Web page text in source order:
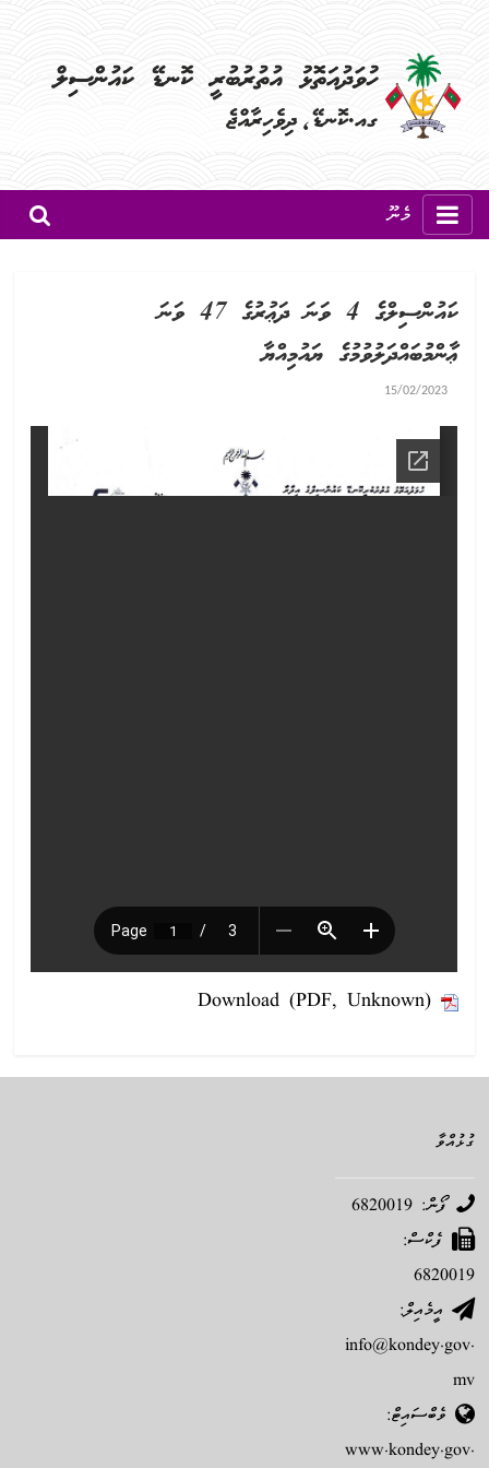
މެނޫ
ކައުންސިލްގެ 4 ވަނަ ދަޢުރުގެ 47 ވަނަ
ޢާންމުބައްދަލުވުމުގެ ޔައުމިއްޔާ
15/02/2023
Download (PDF, Unknown)
ގުޅުއްވާ
ފޯން: 6820019
ފެކްސް:
6820019
އީމެއިލް:
info@kondey.gov.
mv
ވެބްސައިޓް:
www.kondey.gov.